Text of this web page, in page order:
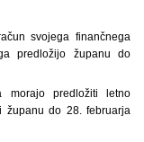
svojega finančnega
predložijo županu do
morajo predložiti letno
županu do 28. februarja